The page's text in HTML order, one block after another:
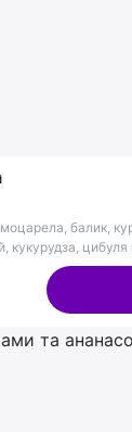
балик,
кукурудза,